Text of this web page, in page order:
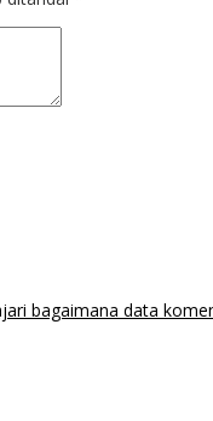
bagaimana data